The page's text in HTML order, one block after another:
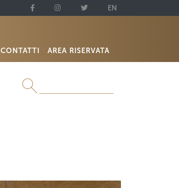
EN
CONTATTI AREA RISERVATA